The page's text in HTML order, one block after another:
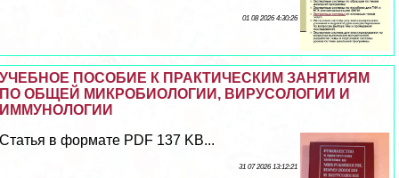
01 08 2026 4:30:26
УЧЕБНОЕ ПОСОБИЕ К ПРАКТИЧЕСКИМ ЗАНЯТИЯМ
ПО ОБЩЕЙ МИКРОБИОЛОГИИ, ВИРУСОЛОГИИ И
ИММУНОЛОГИИ
Статья в формате PDF 137 KB...
31 07 2026 13:12:21